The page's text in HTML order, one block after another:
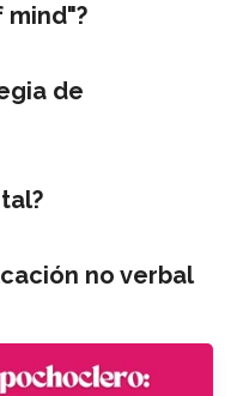
mind"?
de
no verbal